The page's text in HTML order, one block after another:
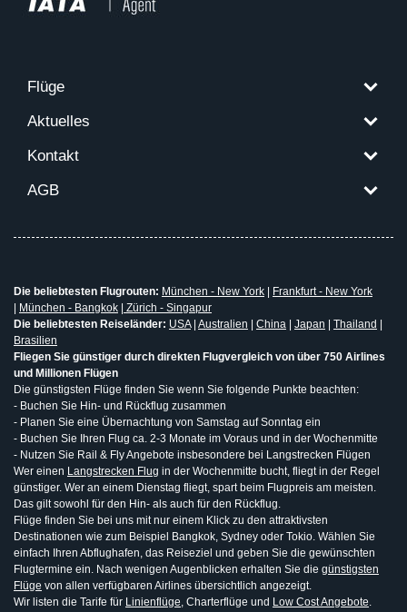
Flüge
Aktuelles
Kontakt
AGB
Die beliebtesten Flugrouten: München - New York
Frankfurt - New York
München - Bangkok
Zürich - Singapur
Die beliebtesten Reiseländer: USA| Australien China Japan Thailand
Brasilien
Fliegen Sie günstiger durch direkten Flugvergleich von über 750 Airlines
und Millionen Flügen
Die günstigsten Flüge finden Sie wenn Sie folgende Punkte beachten:
- Buchen Sie Hin- und Rückflug zusammen
- Planen Sie eine Übernachtung von Samstag auf Sonntag ein
- Buchen Sie Ihren Flug ca. 2-3 Monate im Voraus und in der Wochenmitte
- Nutzen Sie Rail & Fly Angebote insbesondere bei Langstrecken Flügen
Wer einen Langstrecken Flug in der Wochenmitte bucht, fliegt in der Regel
günstiger. Wer an einem Dienstag fliegt, spart beim Flugpreis am meisten.
Das gilt sowohl für den Hin- als auch für den Rückflug.
Flüge finden Sie bei uns mit nur einem Klick zu den attraktivsten
Destinationen wie zum Beispiel Bangkok, Sydney oder Tokio. Wählen Sie
einfach Ihren Abflughafen, das Reiseziel und geben Sie die gewünschten
Flugtermine ein. Nach wenigen Augenblicken erhalten Sie die günstigsten
Flüge von allen verfügbaren Airlines übersichtlich angezeigt.
Wir listen die Tarife für Linienflüge, Charterflüge und Low Cost Angebote.